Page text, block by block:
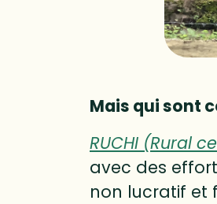
Mais qui sont
RUCHI (Rural
avec des
non lucratif et